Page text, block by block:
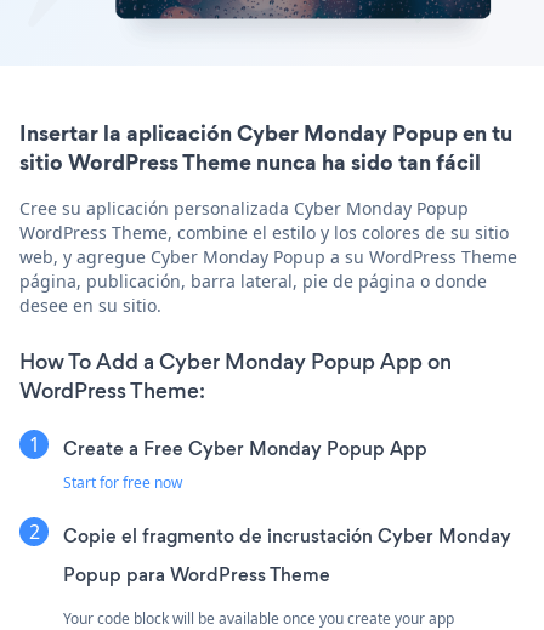
Insertar la aplicación Cyber Monday Popup en tu
sitio WordPress Theme nunca ha sido tan fácil
Cree su aplicación personalizada Cyber Monday Popup
WordPress Theme, combine el estilo y los colores de su sitio
web, y agregue Cyber Monday Popup a su WordPress Theme
página, publicación, barra lateral, pie de página o donde
desee en su sitio.
How To Add a Cyber Monday Popup App on
WordPress Theme:
Create a Free Cyber Monday Popup App
Start for free now
Copie el fragmento de incrustación Cyber Monday
Popup para WordPress Theme
Your code block will be available once you create your app